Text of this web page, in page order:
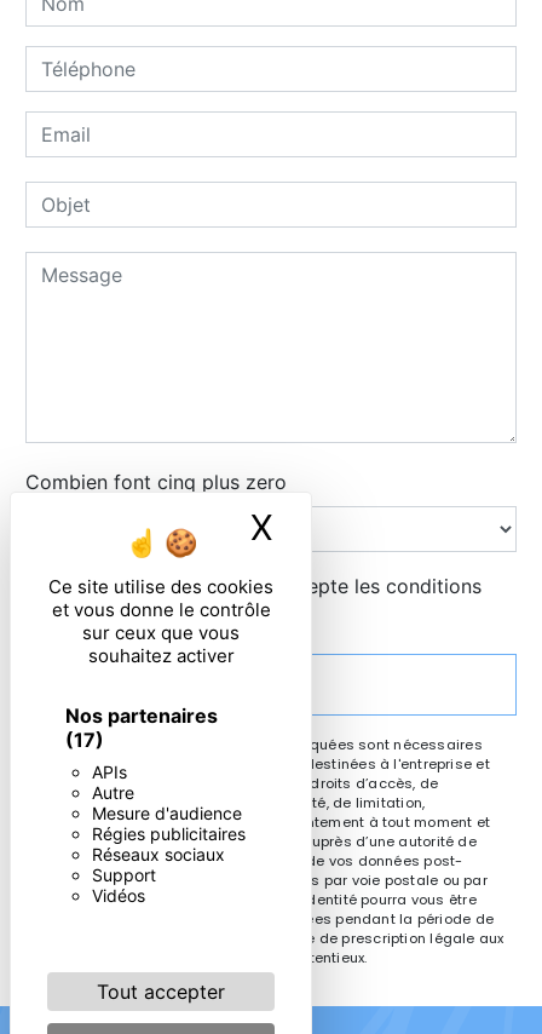
Ce site utilise des cookies
et vous donne le contrôle
sur ceux que vous
souhaitez activer
Nos partenaires
(17)
APIs
Autre
Mesure d'audience
Régies publicitaires
Réseaux sociaux
Support
Vidéos
Tout accepter
X Masquer le
Combien font cinq plus zero
En cochant cette case, j'accepte les conditions
particulières ci-dessous **
** Les données personnelles communiquées sont nécessaires
aux fins de vous contacter. Elles sont destinées à l'entreprise et
ses sous-traitants. Vous disposez de droits d’accès, de
rectification, d’effacement, de portabilité, de limitation,
d’opposition, de retrait de votre consentement à tout moment et
du droit d’introduire une réclamation auprès d’une autorité de
contrôle, ainsi que d’organiser le sort de vos données post-
mortem. Vous pouvez exercer ces droits par voie postale ou par
courrier électronique. Un justificatif d'identité pourra vous être
demandé. Nous conservons vos données pendant la période de
prise de contact puis pendant la durée de prescription légale aux
fins probatoires et de gestion des contentieux.